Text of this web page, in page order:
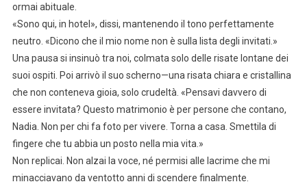
ormai abituale.
«Sono qui, in hotel», dissi, mantenendo il tono perfettamente
neutro. «Dicono che il mio nome non è sulla lista degli invitati.»
Una pausa si insinuò tra noi, colmata solo delle risate lontane dei
suoi ospiti. Poi arrivò il suo scherno—una risata chiara e cristallina
che non conteneva gioia, solo crudeltà. «Pensavi davvero di
essere invitata? Questo matrimonio è per persone che contano,
Nadia. Non per chi fa foto per vivere. Torna a casa. Smettila di
fingere che tu abbia un posto nella mia vita.»
Non replicai. Non alzai la voce, né permisi alle lacrime che mi
minacciavano da ventotto anni di scendere finalmente.